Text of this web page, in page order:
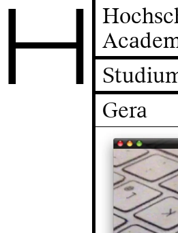
H
Gera